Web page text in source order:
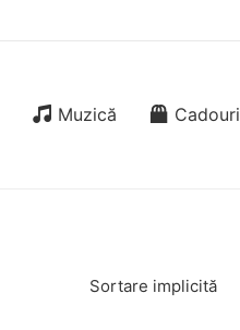
Muzică Cadouri
Sortare implicită